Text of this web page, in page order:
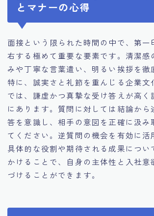
とマナーの心得
面接という限られた時間の中で、第一
右する極めて重要な要素です。清潔感
みや丁寧な言葉遣い、明るい挨拶を徹
特に、誠実さと礼節を重んじる企業文
では、謙虚かつ真摯な受け答えが高く
にあります。質問に対しては結論から
答を意識し、相手の意図を正確に汲み
てください。逆質問の機会を有効に活
具体的な役割や期待される成果につい
かけることで、自身の主体性と入社意
づけることができます。